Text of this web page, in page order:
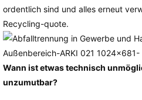
ordentlich sind und alles erneut
Recycling-quote.
Wann ist etwas technisch
unzumutbar?